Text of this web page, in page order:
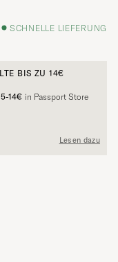
SCHNELLE LIEFERUNG
BIS ZU 14€
5-14€ in Passport Store
Lesen dazu